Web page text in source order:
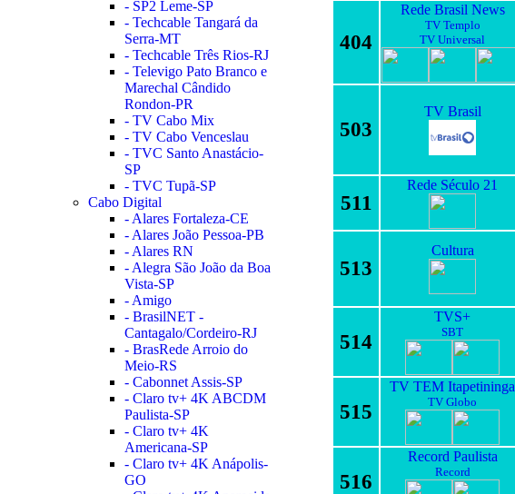
- SP2 Leme-SP
- Techcable Tangará da
Serra-MT
- Techcable Três Rios-RJ
- Televigo Pato Branco e
Marechal Cândido
Rondon-PR
- TV Cabo Mix
- TV Cabo Venceslau
- TVC Santo Anastácio-
SP
- TVC Tupã-SP
Cabo Digital
- Alares Fortaleza-CE
- Alares João Pessoa-PB
- Alares RN
- Alegra São João da Boa
Vista-SP
- Amigo
- BrasilNET -
Cantagalo/Cordeiro-RJ
- BrasRede Arroio do
Meio-RS
- Cabonnet Assis-SP
- Claro tv+ 4K ABCDM
Paulista-SP
- Claro tv+ 4K
Americana-SP
- Claro tv+ 4K Anápolis-
GO
404
Rede Brasil News
TV Templo
TV Universal
503
TV Brasil
511
Rede Século 21
513
Cultura
514
TVS+
SBT
515
TV TEM Itapetininga
TV Globo
516
Record Paulista
Record